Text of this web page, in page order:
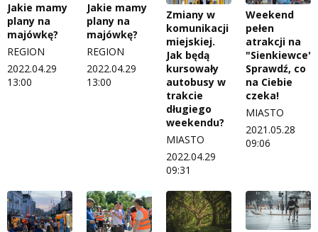
Jakie mamy
plany na
majówkę?
REGION
2022.04.29
13:00
Jakie mamy
plany na
majówkę?
REGION
2022.04.29
13:00
Zmiany w
komunikacji
miejskiej.
Jak będą
kursowały
autobusy w
trakcie
długiego
weekendu?
MIASTO
2022.04.29
09:31
Weekend
pełen
atrakcji na
"Sienkiewce".
Sprawdź, co
na Ciebie
czeka!
MIASTO
2021.05.28
09:06